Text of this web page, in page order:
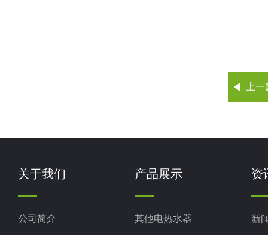
上
关于我们
公司简介
产品展示
其他电热水器
资
新